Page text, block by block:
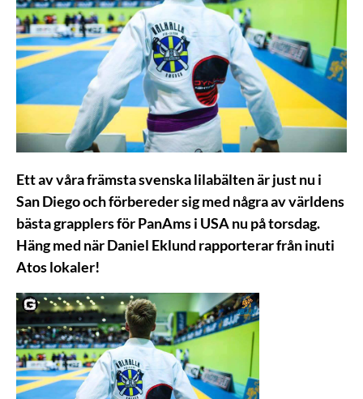
Ett av våra främsta svenska lilabälten är just nu i
San Diego och förbereder sig med några av världens
bästa grapplers för PanAms i USA nu på torsdag.
Häng med när Daniel Eklund rapporterar från inuti
Atos lokaler!